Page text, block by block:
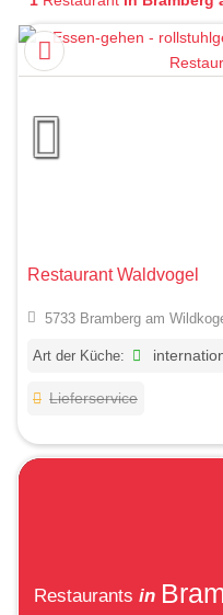
Restaurant Waldvogel
5733 Bramberg am
Art der Küche:
Lieferservice
Restaurants in